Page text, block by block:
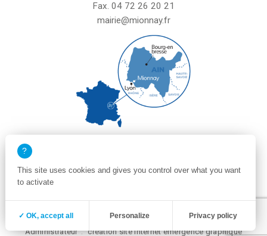
Fax. 04 72 26 20 21
mairie@mionnay.fr
le vendredi de 8h30 à 12h et de 13h30 à 16h30
un samedi matin sur deux de 8h30 à 12h
Zone membre
Mentions légales
Politique de confidentialité et cookies
Plan du site
Administrateur
création site internet emergence graphique
This site uses cookies and gives you control over what you want
to activate
✓ OK, accept all Personalize Privacy policy